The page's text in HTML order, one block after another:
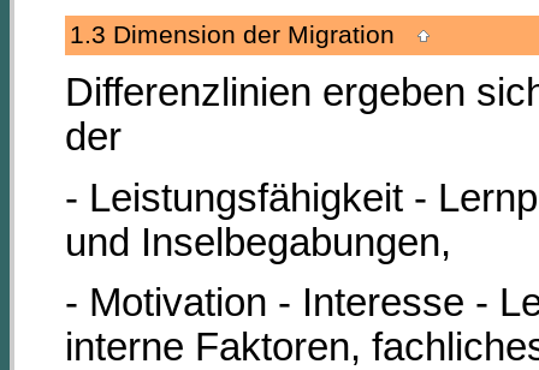
1.3 Dimension der Migration
Differenzlinien ergeben
der
- Leistungsfähigkeit -
und Inselbegabungen,
- Motivation - Interesse -
interne Faktoren,